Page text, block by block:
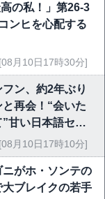
の私！」第26-3
ンヒを心配する
[08月10日17時30分]
フン、約2年ぶり
再会！“会いた
甘い日本語セリ
[08月10日17時10分]
ニがホ・ソンテの
ブレイクの若手